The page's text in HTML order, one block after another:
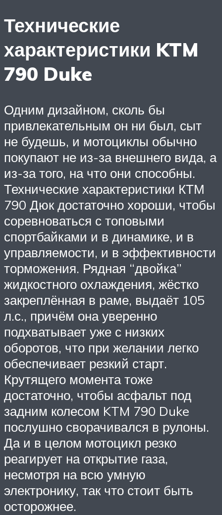
Технические
характеристики KTM
790 Duke
Одним дизайном, сколь бы
привлекательным он ни был, сыт
не будешь, и мотоциклы обычно
покупают не из-за внешнего вида, а
из-за того, на что они способны.
Технические характеристики КТМ
790 Дюк достаточно хороши, чтобы
соревноваться с топовыми
спортбайками и в динамике, и в
управляемости, и в эффективности
торможения. Рядная “двойка”
жидкостного охлаждения, жёстко
закреплённая в раме, выдаёт 105
л.с., причём она уверенно
подхватывает уже с низких
оборотов, что при желании легко
обеспечивает резкий старт.
Крутящего момента тоже
достаточно, чтобы асфальт под
задним колесом KTM 790 Duke
послушно сворачивался в рулоны.
Да и в целом мотоцикл резко
реагирует на открытие газа,
несмотря на всю умную
электронику, так что стоит быть
осторожнее.